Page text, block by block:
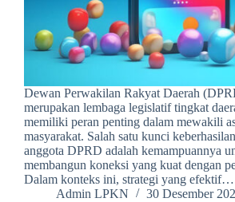
Dewan Perwakilan Rakyat Daerah
merupakan lembaga legislatif tingkat
memiliki peran penting dalam mewakili
masyarakat. Salah satu kunci
anggota DPRD adalah kemampuannya
membangun koneksi yang kuat dengan
Dalam konteks ini, strategi yang efektif…
Admin LPKN
30 Desember